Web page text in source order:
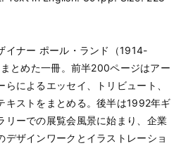
イナー ポール・ランド（1914-
とめた一冊。前半200ページはアー
らによるエッセイ、トリビュート、
キストをまとめる。後半は1992年ギ
リーでの展覧会風景に始まり、企業
デザインワークとイラストレーショ